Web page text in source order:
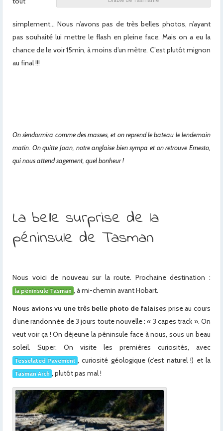
simplement… Nous n’avons pas de très belles photos, n’ayant
pas souhaité lui mettre le flash en pleine face. Mais on a eu la
chance de le voir 15min, à moins d’un mètre. C’est plutôt mignon
au final !!!
On s’endormira comme des masses, et on reprend le bateau le lendemain
matin. On quitte Joan, notre anglaise bien sympa et on retrouve Ernesto,
qui nous attend sagement, quel bonheur !
La belle surprise de la
péninsule de Tasman
Nous voici de nouveau sur la route. Prochaine destination :
la péninsule Tasman , à mi-chemin avant Hobart.
Nous avions vu une très belle photo de falaises prise au cours
d’une randonnée de 3 jours toute nouvelle : « 3 capes track ». On
veut voir ça ! On déjeune la péninsule face à nous, sous un beau
soleil. Super. On visite les premières curiosités, avec
Tesselated Pavement , curiosité géologique (c’est naturel !) et la
Tasman Arch , plutôt pas mal !